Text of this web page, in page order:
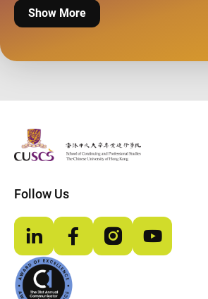
Show More
The Chinese Univeristy of hong Kong
Follow Us
LinkedInFacebookInstagramYouTube